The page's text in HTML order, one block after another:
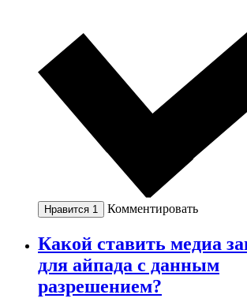
Нравится 1 Комментировать
Какой ставить медиа
для айпада с данным
разрешением?